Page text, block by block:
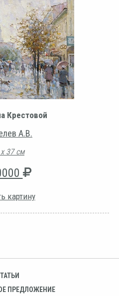
Крестовой
А.В.
37 см
картину
ПРЕДЛОЖЕНИЕ